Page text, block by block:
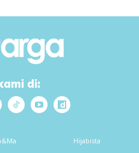
di:
Hijabista